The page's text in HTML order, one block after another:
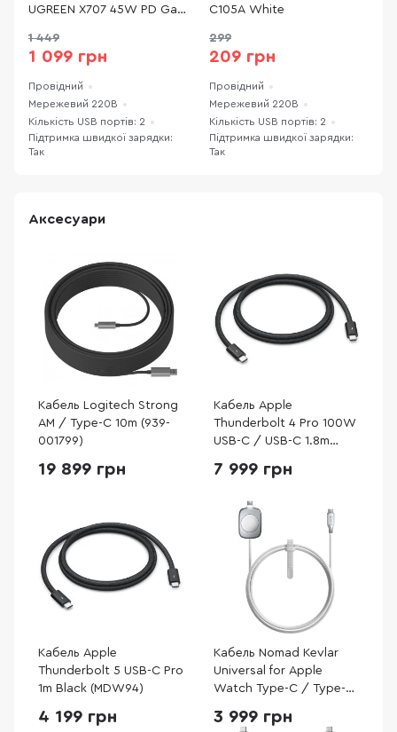
UGREEN X707 45W PD GaN
(X707/35008)
1 449
1 099 грн
Провідний
Мережевий 220В
Кількість USB портів: 2
Підтримка швидкої зарядки:
Так
C105A White
299
209 грн
Провідний
Мережевий 220В
Кількість USB портів: 2
Підтримка швидкої зарядки:
Так
Аксесуари
Кабель Logitech Strong
AM / Type-C 10m (939-
001799)
19 899 грн
Кабель Apple
Thunderbolt 4 Pro 100W
USB-C / USB-C 1.8m
7 999 грн
Кабель Apple
Thunderbolt 5 USB-C Pro
1m Black (MDW94)
4 199 грн
Кабель Nomad Kevlar
Universal for Apple
Watch Type-C / Type-C
(NM014667858)
3 999 грн